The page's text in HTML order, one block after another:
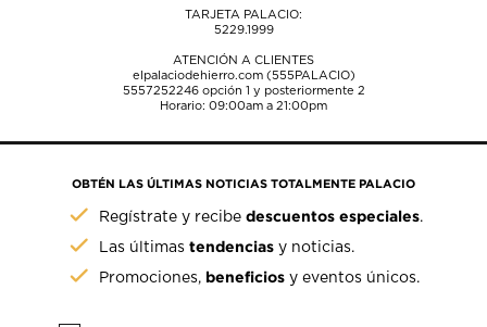
TARJETA PALACIO:
5229.1999
ATENCIÓN A CLIENTES
elpalaciodehierro.com (555PALACIO)
5557252246opción 1 y posteriormente 2
Horario: 09:00am a 21:00pm
OBTÉN LAS ÚLTIMAS NOTICIAS TOTALMENTE PALACIO
Regístrate y recibedescuentos especiales.
Las últimastendencias y noticias.
Promociones, beneficios y eventos únicos.